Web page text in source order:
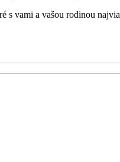
s vami a vašou rodinou